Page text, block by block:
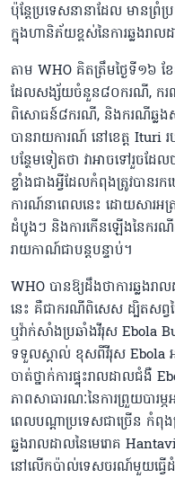
ប៉ុន្តែប្រទេសនានាដែល មានព្
ក្នុងហានិភ័យខ្ពស់នៃការឆ្លងរាល
តាម WHO គិតត្រឹមថ្ងៃទី១៦
ដែលសង្ស័យចំនួន៨០ករណី, ករណី
ពិសោធន៍៨ករណី, និងករណីឆ្លង
បានរាយការណ៍ នៅខេត្ត Ituri
បន្ថែមទៀតថា វាអាចទៅរួចដែ
ខ្លាំងជាងអ្វីដែលកំពុងត្រូវបាន
ការណ៍នាពេលនេះ ដោយសារអត្
ដំបូងៗ និងការកើនឡើងនៃករ
រាយកាណ៍ជាបន្តបន្ទាប់។
WHO បានឱ្យដឹងថាការឆ្លងរ
នេះ គឺជាករណីពិសេស ដ្បិតសព្វថ្
ឬវ៉ាក់សាំងប្រឆាំងវីរុស Ebola
ទទួលស្គាល់ ខុសពីវីរុស Ebola អ
ចាត់ថ្នាក់ការផ្ទុះរាលដាលជំងឺ
ភាពសាធារណៈនៃការព្រួយបារម្
ពេលបណ្ដាប្រទេសជាច្រើន កំពុង
ឆ្លងរាលដាលនៃមេរោគ
នៅលើកប៉ាល់ទេសចរណ៍មួយធ្វើ